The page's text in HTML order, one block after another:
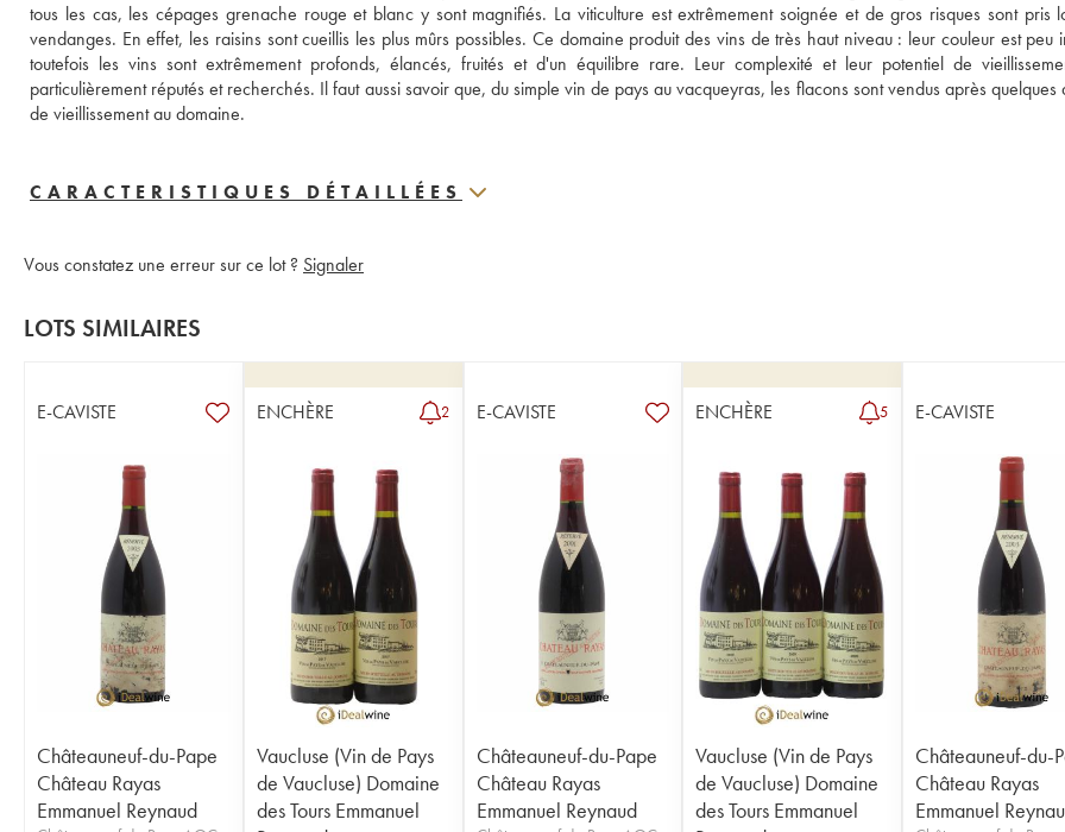
tous les cas, les cépages grenache rouge et blanc y sont magnifiés. La viticulture est extrêmement soignée et de gros risques sont pris
vendanges. En effet, les raisins sont cueillis les plus mûrs possibles. Ce domaine produit des vins de très haut niveau : leur couleur est peu
toutefois les vins sont extrêmement profonds, élancés, fruités et d'un équilibre rare. Leur complexité et leur potentiel de
particulièrement réputés et recherchés. Il faut aussi savoir que, du simple vin de pays au vacqueyras, les flacons sont vendus après quelques
de vieillissement au domaine.
CARACTERISTIQUES DÉTAILLÉES
Vous constatez une erreur sur ce lot ? Signaler
LOTS SIMILAIRES
E-CAVISTE
Châteauneuf-du-Pape
Château Rayas
Emmanuel Reynaud
ENCHÈRE 2
Vaucluse (Vin de Pays
de Vaucluse) Domaine
des Tours Emmanuel
E-CAVISTE
Châteauneuf-du-Pape
Château Rayas
Emmanuel Reynaud
ENCHÈRE 5
Vaucluse (Vin de Pays
de Vaucluse) Domaine
des Tours Emmanuel
E-CAVISTE
Châteauneuf-du-
Château Rayas
Emmanuel